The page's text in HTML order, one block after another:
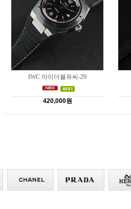
IWC 아이더블유씨-29
420,000원